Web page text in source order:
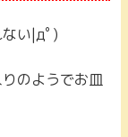
い|дﾟ)
のようでお皿